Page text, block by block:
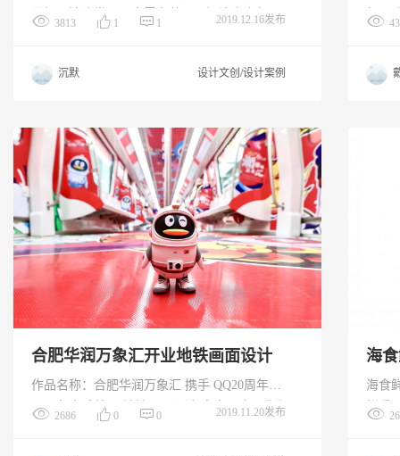
而栖，沧浪赏月，烹露为茶，于江渚之上驾一
也许我们做不到深隐于世，可总有办法在尘世
3813 1 1 2019.12.16发布
沉默 设计文创/设计案例
师：
送去
合肥华润万象汇开业地铁画面设计
作品名称：合肥华润万象汇 携手 QQ20周年星
际万象全球首展 地铁画面设计 客户：合肥华润
2686 0 0 2019.11.20发布
海
海食
鲜系